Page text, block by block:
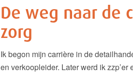
De weg naar de
zorg
Ik begon mijn carrière in de
en verkoopleider. Later werd ik zzp’er